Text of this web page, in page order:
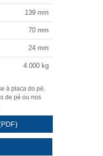
139mm
70mm
24mm
4.000kg
à placa do pé.
de pé ou nos